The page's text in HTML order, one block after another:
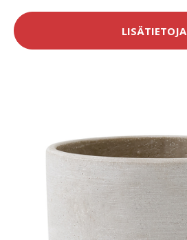
LISÄTIETOJA